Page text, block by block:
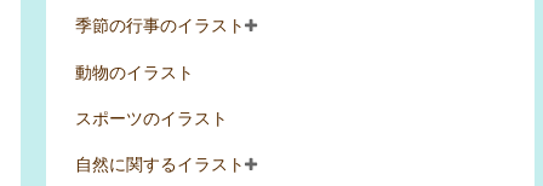
季節の行事のイラスト
動物のイラスト
スポーツのイラスト
自然に関するイラスト